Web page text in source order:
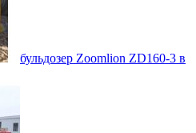
бульдозер Zoomlion ZD160-3 в